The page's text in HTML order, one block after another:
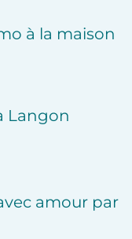
à la maison
Langon
amour par